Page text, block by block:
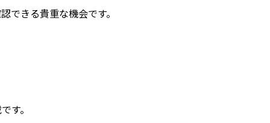
できる貴重な機会です。
す。